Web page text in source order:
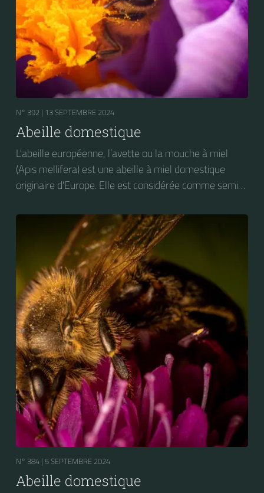
N° 392 | 13 SEPTEMBRE 2024
Abeille domestique
L'abeille européenne, l’avette ou la mouche à miel
(Apis mellifera) est une abeille à miel domestique
originaire d'Europe. Elle est considérée comme semi-
échelle pour produire du miel.
N° 384 | 5 SEPTEMBRE 2024
Abeille domestique